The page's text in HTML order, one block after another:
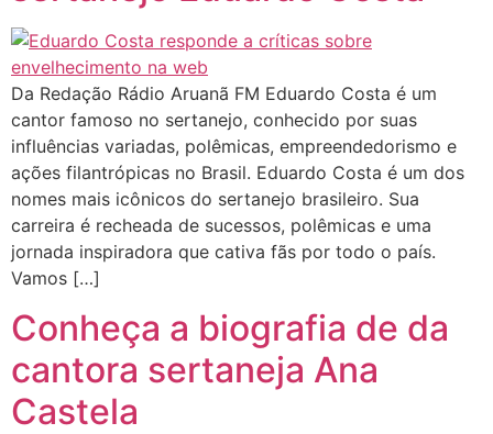
Da Redação Rádio Aruanã FM Eduardo Costa é um
cantor famoso no sertanejo, conhecido por suas
influências variadas, polêmicas, empreendedorismo e
ações filantrópicas no Brasil. Eduardo Costa é um dos
nomes mais icônicos do sertanejo brasileiro. Sua
carreira é recheada de sucessos, polêmicas e uma
jornada inspiradora que cativa fãs por todo o país.
Vamos […]
Conheça a biografia de da
cantora sertaneja Ana
Castela